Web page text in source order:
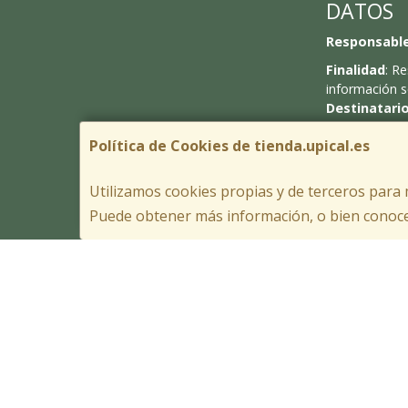
Política de Cookies de tienda.upical.es
Utilizamos cookies propias y de terceros
Puede obtener más información, o bien
DATOS
Finalidad:
información
Derechos:
indica en la
Privacidad.
He leído